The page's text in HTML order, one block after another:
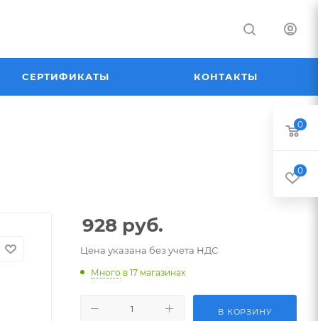
СЕРТИФИКАТЫ КОНТАКТЫ
928 руб.
Цена указана без учета НДС
Много в 17 магазинах
В КОРЗИНУ
0
0